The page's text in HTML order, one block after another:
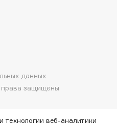
защищены
данных
технологии веб-аналитики